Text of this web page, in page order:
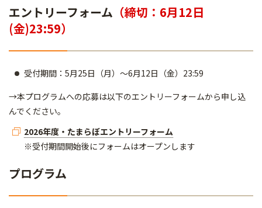
エントリーフォーム （締切：6月12日
(金)23:59）
受付期間：5月25日（月）～6月12日（金）23:59
→本プログラムへの応募は以下のエントリーフォームから申し込
んでください。
2026年度・たまらぼエントリーフォーム
※受付期間開始後にフォームはオープンします
プログラム